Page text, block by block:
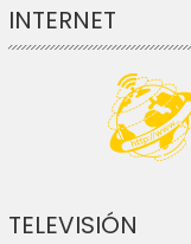
INTERNET
TELEVISIÓN